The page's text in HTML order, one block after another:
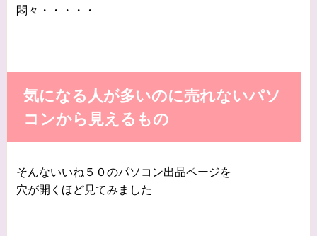
悶々・・・・・
気になる人が多いのに売れないパソ
コンから見えるもの
そんないいね５０のパソコン出品ページを
穴が開くほど見てみました